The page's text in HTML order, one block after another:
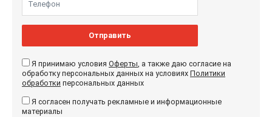
Отправить
Я принимаю условия Оферты, а также даю согласие на
обработку персональных данных на условиях Политики
обработки персональных данных
Я согласен получать рекламные и информационные
материалы